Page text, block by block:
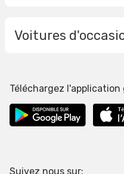
Voitures
Téléchargez
Suivez nous sur: